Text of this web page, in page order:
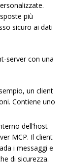
più
sicuro ai dati
server con una
un client
Contiene uno
dell’host
MCP. Il client
i messaggi e
di sicurezza.